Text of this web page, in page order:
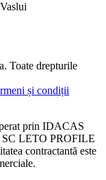
. Toate drepturile
și condiții
prin IDACAS
SC LETO PROFILE
contractantă este